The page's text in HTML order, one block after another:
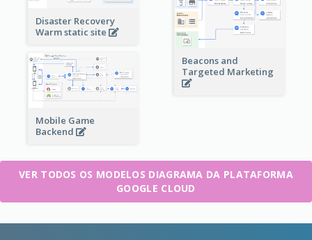
Disaster Recovery
Warm static site
Beacons and
Targeted Marketing
Mobile Game
Backend
VER TODOS OS MODELOS DIAGRAMA DA PLATAFORMA
GOOGLE CLOUD